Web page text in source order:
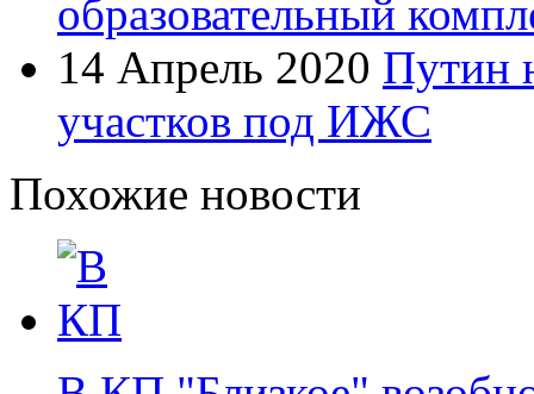
образовательный
14 Апрель 2020 Путин
участков под ИЖС
Похожие новости